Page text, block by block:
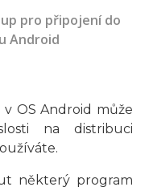
pro připojení do
Android
v OS Android může
na distribuci
některý program